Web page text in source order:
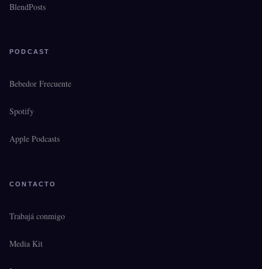
BlendPosts
PODCAST
Bebedor Frecuente
Spotify
Apple Podcasts
CONTACTO
Trabajá conmigo
Media Kit